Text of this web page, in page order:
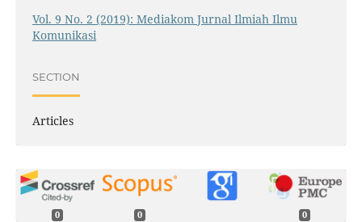
Vol. 9 No. 2 (2019): Mediakom Jurnal Ilmiah Ilmu
Komunikasi
SECTION
Articles
0 0 0